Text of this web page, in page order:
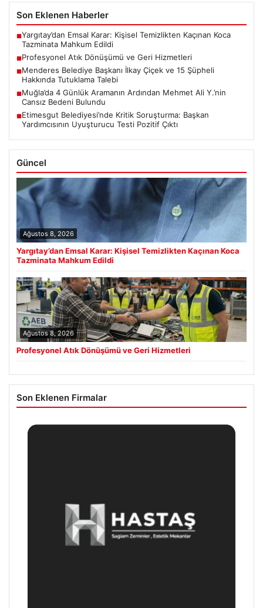
Son Eklenen Haberler
■Yargıtay’dan Emsal Karar: Kişisel Temizlikten Kaçınan Koca
Tazminata Mahkum Edildi
■Profesyonel Atık Dönüşümü ve Geri Hizmetleri
■Menderes Belediye Başkanı İlkay Çiçek ve 15 Şüpheli
Hakkında Tutuklama Talebi
■Muğla’da 4 Günlük Aramanın Ardından Mehmet Ali Y.’nin
Cansız Bedeni Bulundu
■Etimesgut Belediyesi’nde Kritik Soruşturma: Başkan
Yardımcısının Uyuşturucu Testi Pozitif Çıktı
Güncel
Ağustos 8, 2026
Yargıtay’dan Emsal Karar: Kişisel Temizlikten Kaçınan Koca
Tazminata Mahkum Edildi
Ağustos 8, 2026
Profesyonel Atık Dönüşümü ve Geri Hizmetleri
Son Eklenen Firmalar